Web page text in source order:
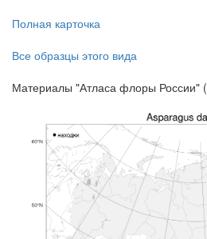
Полная карточка
Все образцы этого вида
Материалы "Атласа флоры России" (